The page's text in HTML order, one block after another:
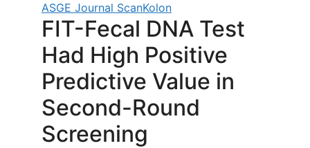
ASGE Journal ScanKolon
FIT-Fecal DNA Test
Had High Positive
Predictive Value in
Second-Round
Screening